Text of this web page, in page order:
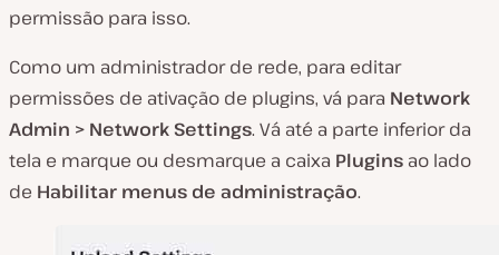
permissão para isso.
Como um administrador de rede, para editar
permissões de ativação de plugins, vá para Network
Admin > Network Settings. Vá até a parte inferior da
tela e marque ou desmarque a caixa Plugins ao lado
de Habilitar menus de administração.